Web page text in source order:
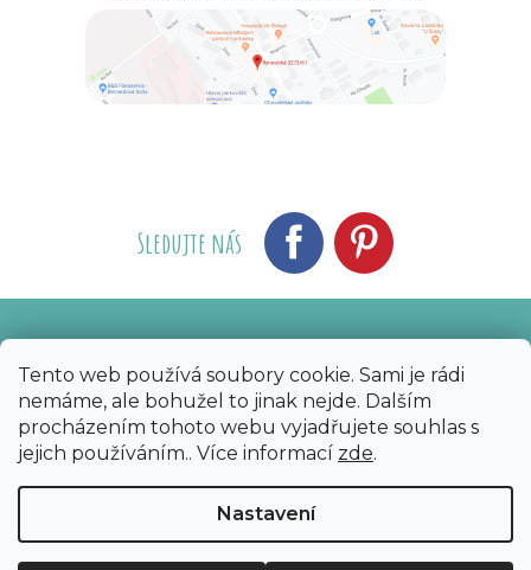
Tento web používá soubory cookie. Sami je rádi
nemáme, ale bohužel to jinak nejde. Dalším
procházením tohoto webu vyjadřujete souhlas s
jejich používáním.. Více informací zde.
Nastavení
Sledujte nás
Copyright 2026 Bijoux Components - Svět
korálků. Všechna práva vyhrazena.